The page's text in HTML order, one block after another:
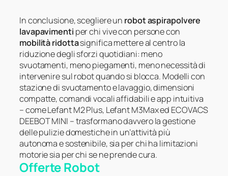
In conclusione, scegliere un robot aspirapolvere
lavapavimenti per chi vive con persone con
mobilità ridottasignifica mettere al centro la
riduzione degli sforzi quotidiani: meno
svuotamenti, meno piegamenti, meno necessità di
intervenire sul robot quando si blocca. Modelli con
stazione di svuotamento e lavaggio, dimensioni
compatte, comandi vocali affidabili e app intuitiva
– come Lefant M2 Plus, Lefant M3Max ed ECOVACS
DEEBOT MINI – trasformano davvero la gestione
delle pulizie domestiche in un’attività più
autonoma e sostenibile, sia per chi ha limitazioni
motorie sia per chi se ne prende cura.
Offerte Robot